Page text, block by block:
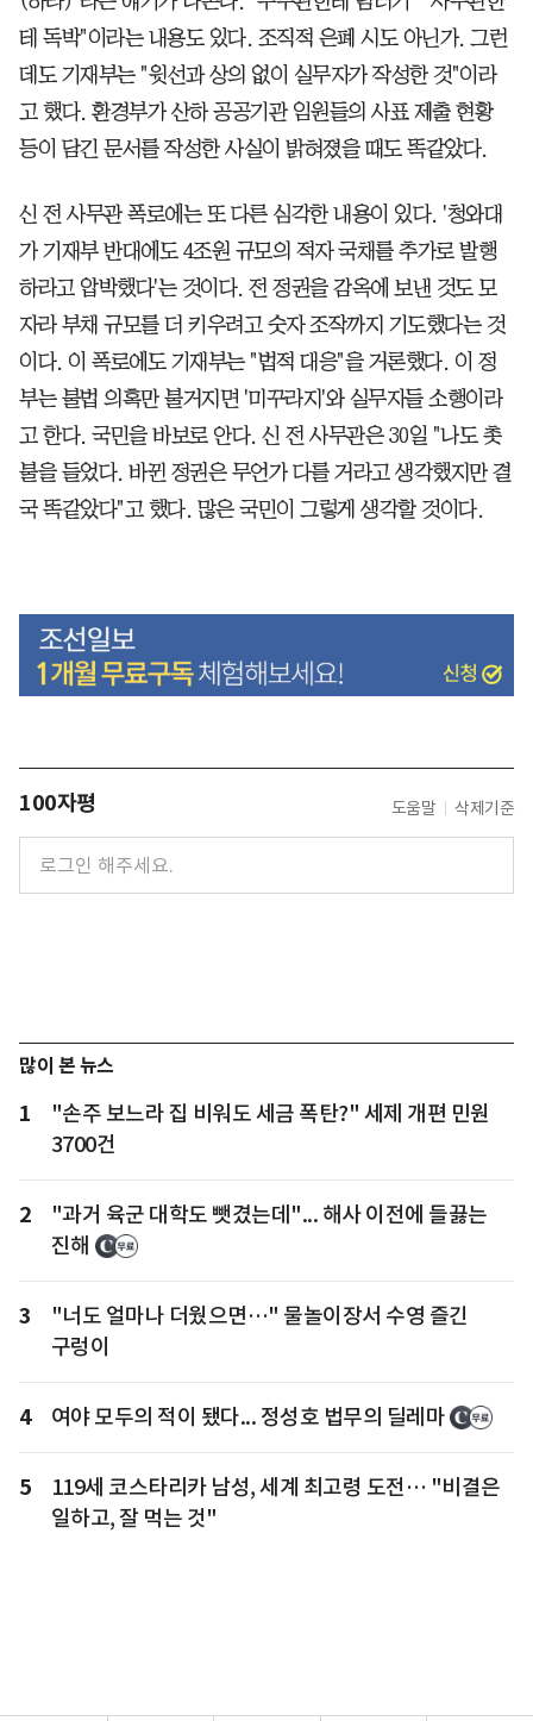
테 독박"이라는 내용도 있다. 조직적 은폐 시도 아닌가. 그런
데도 기재부는 "윗선과 상의 없이 실무자가 작성한 것"이라
고 했다. 환경부가 산하 공공기관 임원들의 사표 제출 현황
등이 담긴 문서를 작성한 사실이 밝혀졌을 때도 똑같았다.
신 전 사무관 폭로에는 또 다른 심각한 내용이 있다. '청와대
가 기재부 반대에도 4조원 규모의 적자 국채를 추가로 발행
하라고 압박했다'는 것이다. 전 정권을 감옥에 보낸 것도 모
자라 부채 규모를 더 키우려고 숫자 조작까지 기도했다는 것
이다. 이 폭로에도 기재부는 "법적 대응"을 거론했다. 이 정
부는 불법 의혹만 불거지면 '미꾸라지'와 실무자들 소행이라
고 한다. 국민을 바보로 안다. 신 전 사무관은 30일 "나도 촛
불을 들었다. 바뀐 정권은 무언가 다를 거라고 생각했지만 결
국 똑같았다"고 했다. 많은 국민이 그렇게 생각할 것이다.
100자평 도움말 삭제기준
많이 본 뉴스
1
"손주 보느라 집 비워도 세금 폭탄?" 세제 개편 민원
3700건
2
"과거 육군 대학도 뺏겼는데"... 해사 이전에 들끓는
진해
3
"너도 얼마나 더웠으면…" 물놀이장서 수영 즐긴
구렁이
4 여야 모두의 적이 됐다... 정성호 법무의 딜레마
5
119세 코스타리카 남성, 세계 최고령 도전… "비결은
일하고, 잘 먹는 것"